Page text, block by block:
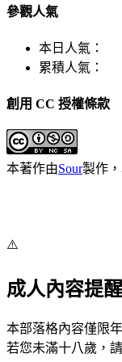
參觀人氣
本日人氣：
累積人氣：
創用 CC 授權條款
本著作由Sour製作
⚠️
成人內容提醒
本部落格內容僅限
若您未滿十八歲，